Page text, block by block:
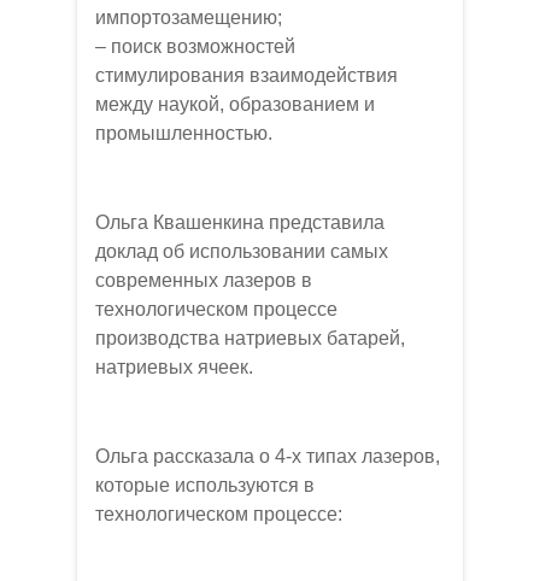
импортозамещению;
– поиск возможностей
стимулирования взаимодействия
между наукой, образованием и
промышленностью.
Ольга Квашенкина представила
доклад об использовании самых
современных лазеров в
технологическом процессе
производства натриевых батарей,
натриевых ячеек.
Ольга рассказала о 4-х типах лазеров,
которые используются в
технологическом процессе: